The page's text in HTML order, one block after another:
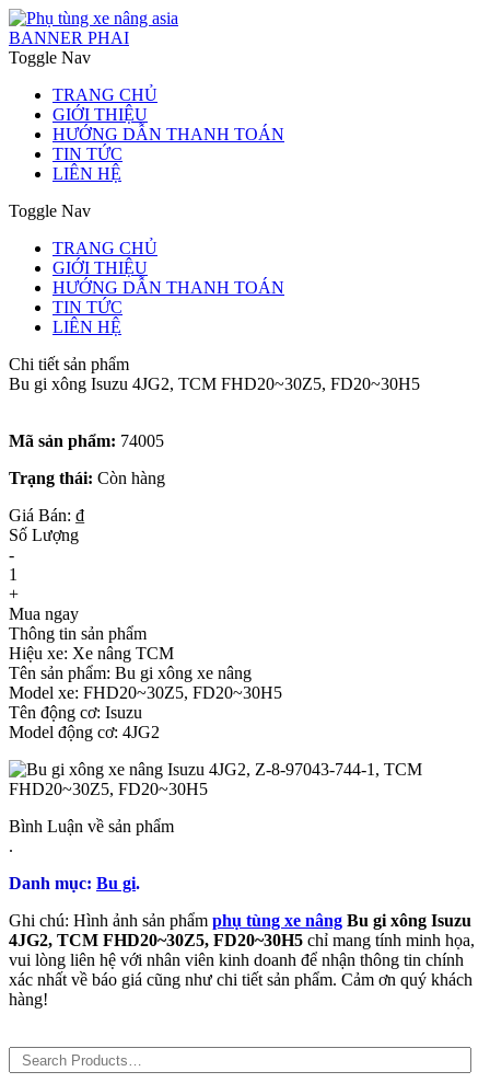
BANNER PHAI
Toggle Nav
TRANG CHỦ
GIỚI THIỆU
HƯỚNG DẪN THANH TOÁN
TIN TỨC
LIÊN HỆ
Toggle Nav
TRANG CHỦ
GIỚI THIỆU
HƯỚNG DẪN THANH TOÁN
TIN TỨC
LIÊN HỆ
Chi tiết sản phẩm
Bu gi xông Isuzu 4JG2, TCM FHD20~30Z5, FD20~30H5
Mã sản phẩm: 74005
Trạng thái: Còn hàng
Giá Bán: ₫
Số Lượng
-
1
+
Mua ngay
Thông tin sản phẩm
Hiệu xe: Xe nâng TCM
Tên sản phẩm: Bu gi xông xe nâng
Model xe: FHD20~30Z5, FD20~30H5
Tên động cơ: Isuzu
Model động cơ: 4JG2
Bình Luận về sản phẩm
.
Danh mục: Bu gi.
Ghi chú: Hình ảnh sản phẩm phụ tùng xe nâng Bu gi xông Isuzu
4JG2, TCM FHD20~30Z5, FD20~30H5 chỉ mang tính minh họa,
vui lòng liên hệ với nhân viên kinh doanh để nhận thông tin chính
xác nhất về báo giá cũng như chi tiết sản phẩm. Cảm ơn quý khách
hàng!